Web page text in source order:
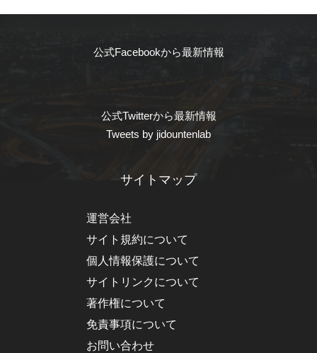
公式Facebookから最新情報
公式Twitterから最新情報
Tweets by jidountenlab
サイトマップ
運営会社
サイト規約について
個人情報保護について
サイトリンクについて
著作権について
免責事項について
お問い合わせ